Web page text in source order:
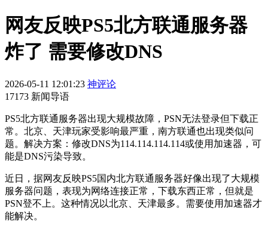
网友反映PS5北方联通服务器
炸了 需要修改DNS
2026-05-11 12:01:23 神评论
17173 新闻导语
PS5北方联通服务器出现大规模故障，PSN无法登录但下载正
常。北京、天津玩家受影响最严重，南方联通也出现类似问
题。解决方案：修改DNS为114.114.114.114或使用加速器，可
能是DNS污染导致。
近日，据网友反映PS5国内北方联通服务器好像出现了大规模
服务器问题，表现为网络连接正常，下载东西正常，但就是
PSN登不上。这种情况以北京、天津最多。需要使用加速器才
能解决。